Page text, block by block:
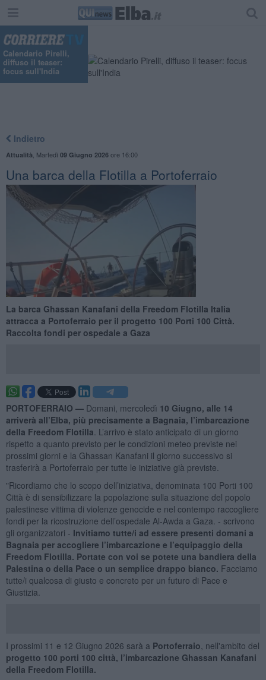
Calendario Pirelli,
diffuso il teaser:
focus sull'India
Indietro
Attualità Martedì 09 Giugno 2026ore 16:00
Una barca della Flotilla a Portoferraio
La barca Ghassan Kanafani della Freedom Flotilla Italia
attracca a Portoferraio per il progetto 100 Porti 100 Città.
Raccolta fondi per ospedale a Gaza
PORTOFERRAIO — Domani, mercoledì 10 Giugno, alle 14
arriverà all’Elba, più precisamente a Bagnaia, l’imbarcazione
della Freedom Flotilla . L’arrivo è stato anticipato di un giorno
rispetto a quanto previsto per le condizioni meteo previste nei
prossimi giorni e la Ghassan Kanafani il giorno successivo si
trasferirà a Portoferraio per tutte le iniziative già previste.
"Ricordiamo che lo scopo dell’iniziativa, denominata 100 Porti 100
Città è di sensibilizzare la popolazione sulla situazione del popolo
palestinese vittima di violenze genocide e nel contempo raccogliere
fondi per la ricostruzione dell’ospedale Al-Awda a Gaza. - scrivono
gli organizzatori - Invitiamo tutte/i ad essere presenti domani a
Bagnaia per accogliere l’imbarcazione e l’equipaggio della
Freedom Flotilla. Portate con voi se potete una bandiera della
Palestina o della Pace o un semplice drappo bianco. Facciamo
tutte/i qualcosa di giusto e concreto per un futuro di Pace e
Giustizia.
I prossimi 11 e 12 Giugno 2026 sarà a Portoferraio , nell'ambito del
progetto 100 porti 100 città, l’imbarcazione Ghassan Kanafani
della Freedom Flotilla.